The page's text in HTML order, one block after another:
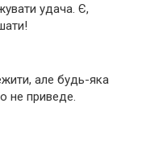
удача. Є,
але будь-яка
не приведе.